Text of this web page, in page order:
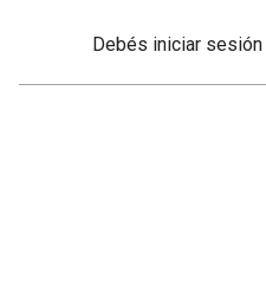
Debés iniciar sesión